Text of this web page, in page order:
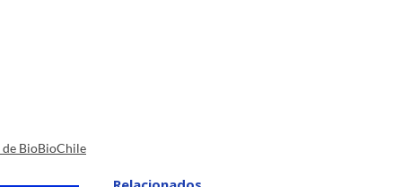
de BioBioChile